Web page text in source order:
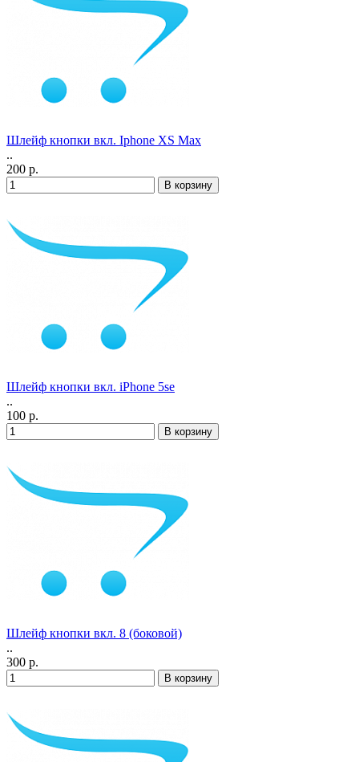
Шлейф кнопки вкл. Iphone XS Max
..
200 р.
Шлейф кнопки вкл. iPhone 5se
..
100 р.
Шлейф кнопки вкл. 8 (боковой)
..
300 р.